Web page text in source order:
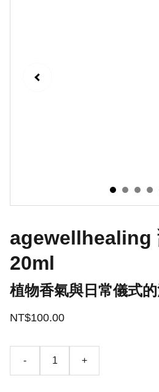
agewellhealing
20ml
植物香氣與日常儀式的
NT$100.00
- +